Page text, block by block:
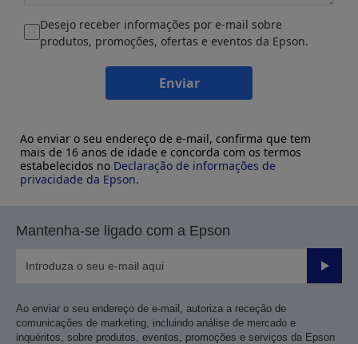
Desejo receber informações por e-mail sobre
produtos, promoções, ofertas e eventos da Epson.
Enviar
Ao enviar o seu endereço de e-mail, confirma que tem
mais de 16 anos de idade e concorda com os termos
estabelecidos no Declaração de informações de
privacidade da Epson.
Mantenha-se ligado com a Epson
Enviar
Ao enviar o seu endereço de e-mail, autoriza a receção de
comunicações de marketing, incluindo análise de mercado e
inquéritos, sobre produtos, eventos, promoções e serviços da Epson